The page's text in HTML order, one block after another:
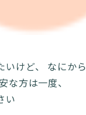
いけど、 なにから
な方は一度、
い